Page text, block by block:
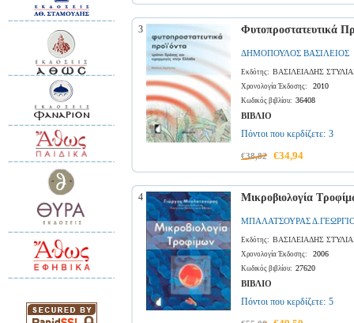
3 Φυτοπροστατευτικά
ΔΗΜΟΠΟΥΛΟΣ ΒΑΣΙΛΕΙΟΣ
Εκδότης: ΒΑΣΙΛΕΙΑΔΗΣ
Χρονολογία Έκδοσης: 2010
Κωδικός βιβλίου: 36408
ΒΙΒΛΙΟ
Πόντοι που κερδίζετε: 3
€38,82 €34,94
4 Μικροβιολογία
ΜΠΑΛΑΤΣΟΥΡΑΣ
Εκδότης: ΒΑΣΙΛΕΙΑΔΗΣ
Χρονολογία Έκδοσης: 2006
Κωδικός βιβλίου: 27620
ΒΙΒΛΙΟ
Πόντοι που κερδίζετε: 5